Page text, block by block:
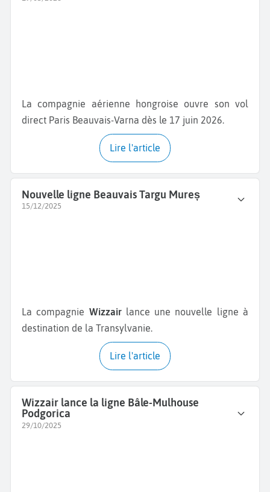
La compagnie aérienne hongroise ouvre son vol
direct Paris Beauvais-Varna dès le 17 juin 2026.
Lire l'article
Nouvelle ligne Beauvais Targu Mureș
15/12/2025
La compagnie Wizzair lance une nouvelle ligne à
destination de la Transylvanie.
Lire l'article
Wizzair lance la ligne Bâle-Mulhouse
Podgorica
29/10/2025